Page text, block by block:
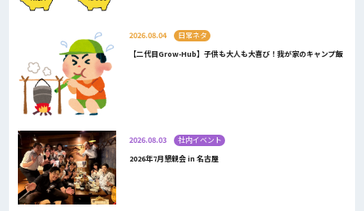
2026.08.04
日常ネタ
【二代目Grow-Hub】子供も大人も大喜び！我が家のキャンプ飯
2026.08.03
社内イベント
2026年7月懇親会 in 名古屋